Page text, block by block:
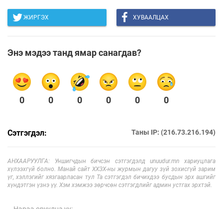
ЖИРГЭХ ХУВААЛЦАХ
Энэ мэдээ танд ямар санагдав?
0 0 0 0 0 0
Сэтгэгдэл: Таны IP: (216.73.216.194)
АНХААРУУЛГА: Уншигчдын бичсэн сэтгэгдэлд unuudur.mn хариуцлага
хүлээхгүй болно. Манай сайт ХХЗХ-ны журмын дагуу зүй зохисгүй зарим
үг, хэллэгийг хязгаарласан тул Та сэтгэгдэл бичихдээ бусдын эрх ашгийг
хүндэтгэн үзнэ үү. Хэм хэмжээ зөрчсөн сэтгэгдлийг админ устгах эрхтэй.